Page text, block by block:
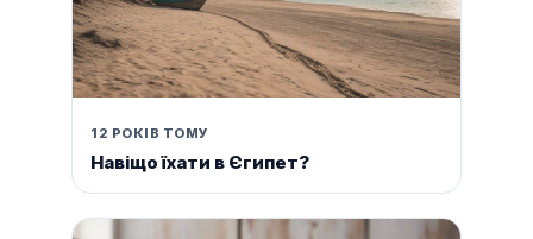
12 РОКІВ ТОМУ
Навіщо їхати в Єгипет?